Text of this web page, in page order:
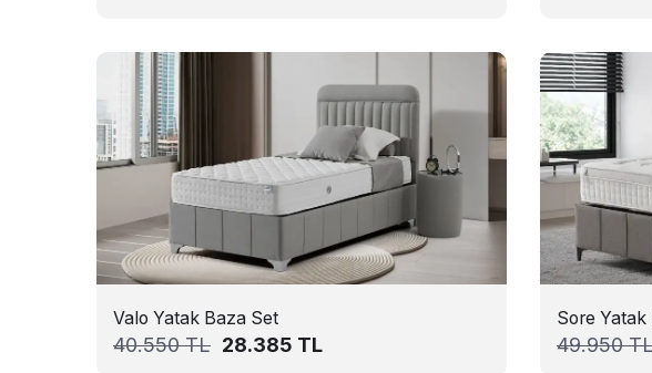
Valo Yatak Baza Set
40.550TL 28.385 TL
Sore
49.950